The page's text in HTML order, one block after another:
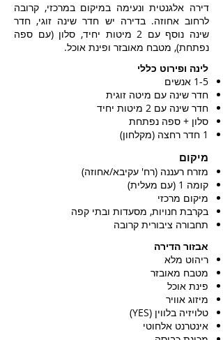
דירה אלגנטית ונעימה במיקום במרכזי, קרובה
לרחוב אחוזה. בדירה יש חדר שינה זוגי, חדר
שינה נוסף עם 2 מיטות יחיד, סלון (עם ספה
נפתחת), מטבח מאובזר ופינת אוכל.
לינה ופירוט כללי
1-5 אנשים
חדר שינה עם מיטה זוגית
חדר שינה עם 2 מיטות יחיד
סלון + ספה נפתחת
1 חדר רחצה (מקלחון)
אבזור הדירה
ריהוט מלא
מטבח מאובזר
פינת אוכל
מיזוג אוויר
טלויזיה בלווין (YES)
אינטרנט אלחוטי
מיקום
מזרח רעננה (רח' עקיבא/אחוזה)
קומה 1 (עם מעלית)
מיקום מרכזי
בקרבת חנויות, מסעדות ובתי קפה
תחבורה ציבורית קרובה